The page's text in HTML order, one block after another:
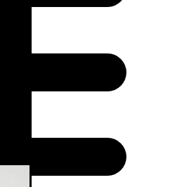
também